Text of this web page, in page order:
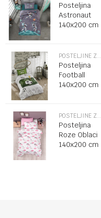
Posteljina
Astronaut
140x200 cm
POSTELJINE ZA KREVET
Posteljina
Football
140x200 cm
POSTELJINE ZA KREVET
Posteljina
Roze Oblaci
140x200 cm